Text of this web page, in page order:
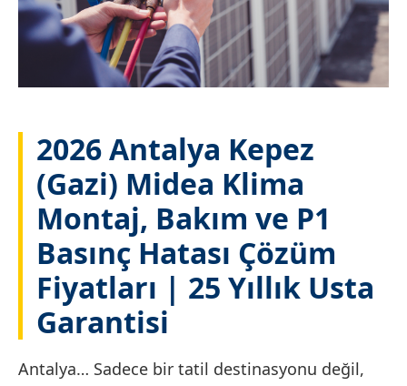
2026 Antalya Kepez
(Gazi) Midea Klima
Montaj, Bakım ve P1
Basınç Hatası Çözüm
Fiyatları | 25 Yıllık Usta
Garantisi
Antalya… Sadece bir tatil destinasyonu değil,